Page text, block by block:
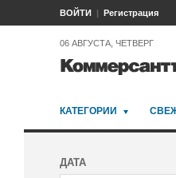
ВОЙТИ Регистрация
06 АВГУСТА, ЧЕТВЕРГ
КАТЕГОРИИ
ДАТА